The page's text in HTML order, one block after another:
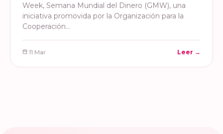
Week, Semana Mundial del Dinero (GMW), una
iniciativa promovida por la Organización para la
Cooperación…
11 Mar Leer →